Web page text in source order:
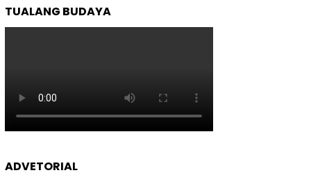
TUALANG BUDAYA
ADVETORIAL